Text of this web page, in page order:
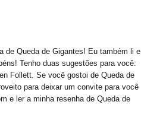
de Queda de Gigantes! Eu também li e
Tenho duas sugestões para você:
Follett. Se você gostoi de Queda de
para deixar um convite para você
e ler a minha resenha de Queda de